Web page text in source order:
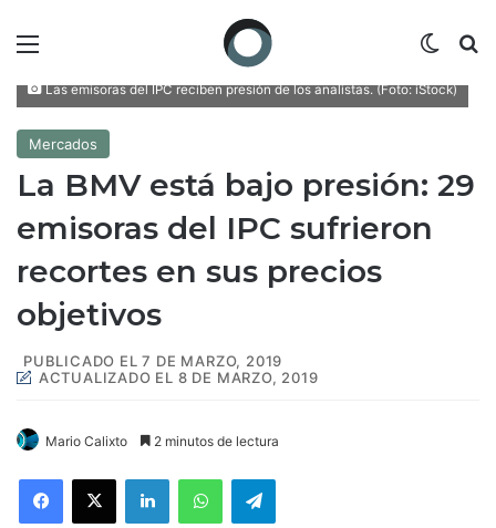
Las emisoras del IPC reciben presión de los analistas. (Foto: iStock)
Mercados
La BMV está bajo presión: 29
emisoras del IPC sufrieron
recortes en sus precios
objetivos
PUBLICADO EL 7 DE MARZO, 2019
ACTUALIZADO EL 8 DE MARZO, 2019
Mario Calixto 2 minutos de lectura